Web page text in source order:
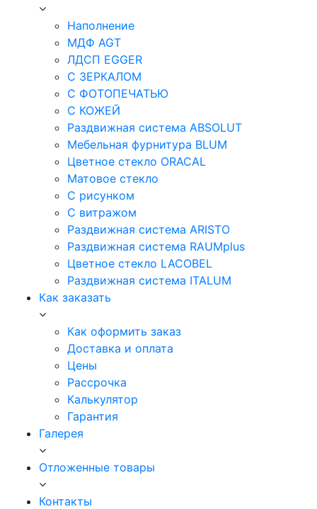
Наполнение
МДФ AGT
ЛДСП EGGER
С ЗЕРКАЛОМ
С ФОТОПЕЧАТЬЮ
С КОЖЕЙ
Раздвижная система ABSOLUT
Мебельная фурнитура BLUM
Цветное стекло ORACAL
Матовое стекло
C рисунком
C витражом
Раздвижная система ARISTO
Раздвижная система RAUMplus
Цветное стекло LACOBEL
Раздвижная система ITALUM
Как заказать
Как оформить заказ
Доставка и оплата
Цены
Рассрочка
Калькулятор
Гарантия
Галерея
Отложенные товары
Контакты